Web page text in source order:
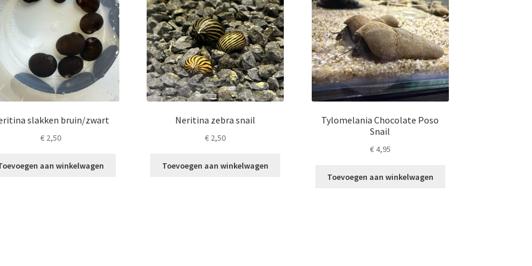
slakken bruin/zwart
€2,50
aan winkelwagen
Neritina zebra snail
€ 2,50
Toevoegen aan winkelwagen
Tylomelania Chocolate Poso
Snail
€4,95
Toevoegen aan winkelwagen